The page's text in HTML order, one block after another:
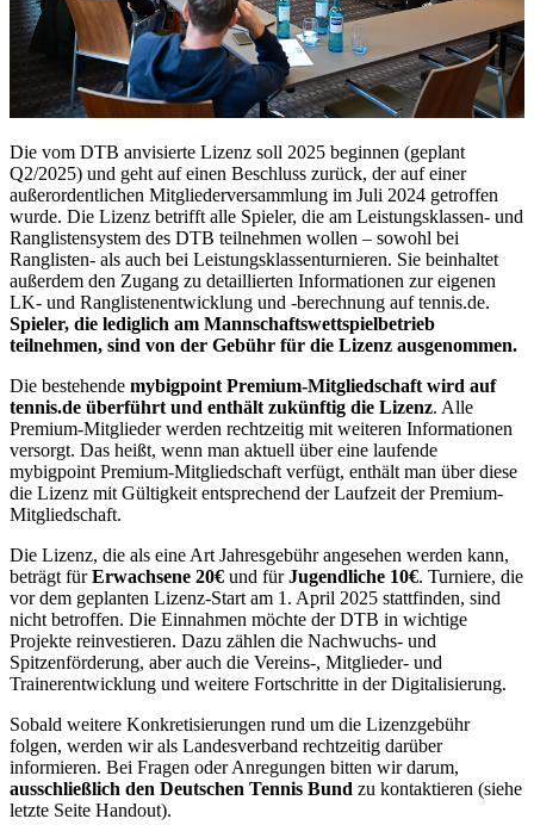
Die vom DTB anvisierte Lizenz soll 2025 beginnen (geplant
Q2/2025) und geht auf einen Beschluss zurück, der auf einer
außerordentlichen Mitgliederversammlung im Juli 2024 getroffen
wurde. Die Lizenz betrifft alle Spieler, die am Leistungsklassen- und
Ranglistensystem des DTB teilnehmen wollen – sowohl bei
Ranglisten- als auch bei Leistungsklassenturnieren. Sie beinhaltet
außerdem den Zugang zu detaillierten Informationen zur eigenen
LK- und Ranglistenentwicklung und -berechnung auf tennis.de.
Spieler, die lediglich am Mannschaftswettspielbetrieb
teilnehmen, sind von der Gebühr für die Lizenz ausgenommen.
Die bestehende mybigpoint Premium-Mitgliedschaft wird auf
tennis.de überführt und enthält zukünftig die Lizenz. Alle
Premium-Mitglieder werden rechtzeitig mit weiteren Informationen
versorgt. Das heißt, wenn man aktuell über eine laufende
mybigpoint Premium-Mitgliedschaft verfügt, enthält man über diese
die Lizenz mit Gültigkeit entsprechend der Laufzeit der Premium-
Mitgliedschaft.
Die Lizenz, die als eine Art Jahresgebühr angesehen werden kann,
beträgt fürErwachsene 20€ und fürJugendliche 10€. Turniere, die
vor dem geplanten Lizenz-Start am 1. April 2025 stattfinden, sind
nicht betroffen. Die Einnahmen möchte der DTB in wichtige
Projekte reinvestieren. Dazu zählen die Nachwuchs- und
Spitzenförderung, aber auch die Vereins-, Mitglieder- und
Trainerentwicklung und weitere Fortschritte in der Digitalisierung.
Sobald weitere Konkretisierungen rund um die Lizenzgebühr
folgen, werden wir als Landesverband rechtzeitig darüber
informieren. Bei Fragen oder Anregungen bitten wir darum,
ausschließlich den Deutschen Tennis Bund zu kontaktieren (siehe
letzte Seite Handout).